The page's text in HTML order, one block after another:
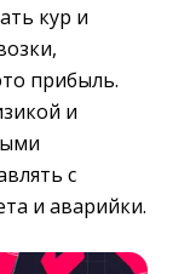
кур и
прибыль.
и
с
и аварийки.